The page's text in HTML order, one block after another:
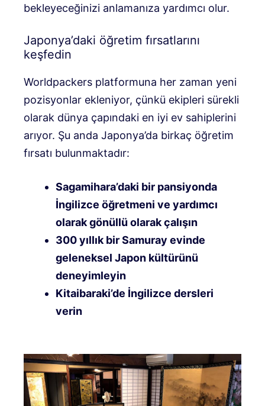
bekleyeceğinizi anlamanıza yardımcı olur.
Japonya’daki öğretim fırsatlarını
keşfedin
Worldpackers platformuna her zaman yeni
pozisyonlar ekleniyor, çünkü ekipleri sürekli
olarak dünya çapındaki en iyi ev sahiplerini
arıyor. Şu anda Japonya’da birkaç öğretim
fırsatı bulunmaktadır:
Sagamihara’daki bir pansiyonda
İngilizce öğretmeni ve yardımcı
olarak gönüllü olarak çalışın
300 yıllık bir Samuray evinde
geleneksel Japon kültürünü
deneyimleyin
Kitaibaraki’de İngilizce dersleri
verin